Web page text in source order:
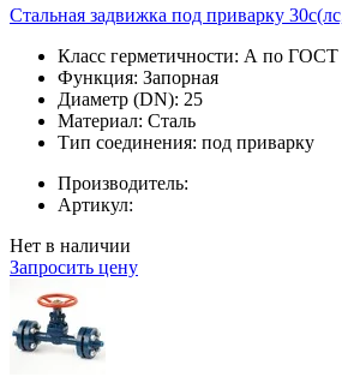
Стальная задвижка под приварку
Класс герметичности: А по ГОСТ
Функция: Запорная
Диаметр (DN): 25
Материал: Сталь
Тип соединения: под приварку
Производитель:
Артикул:
Нет в наличии
Запросить цену